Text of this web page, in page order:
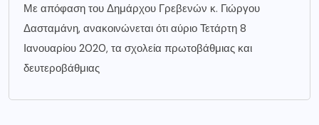
Με απόφαση του Δημάρχου Γρεβενών κ. Γιώργου
Δασταμάνη, ανακοινώνεται ότι αύριο Τετάρτη 8
Ιανουαρίου 2020, τα σχολεία πρωτοβάθμιας και
δευτεροβάθμιας